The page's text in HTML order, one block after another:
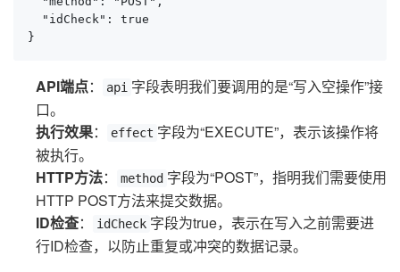
  "idCheck": true
}
API端点： api 字段表明我们要调用的是“写入空操作”接
口。
执行效果： effect 字段为“EXECUTE”，表示该操作将
被执行。
HTTP方法： method 字段为“POST”，指明我们需要使用
HTTP POST方法来提交数据。
ID检查： idCheck 字段为true，表示在写入之前需要进
行ID检查，以防止重复或冲突的数据记录。